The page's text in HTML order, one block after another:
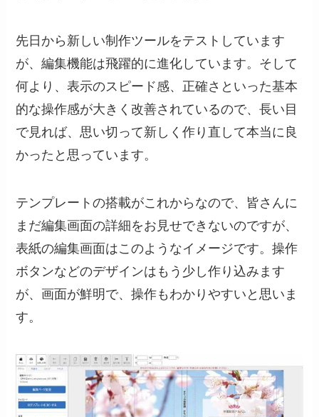
先日から新しい制作ツールをテストしています
が、編集機能は飛躍的に進化しています。そして
何より、表示のスピード感、正確さといった基本
的な操作感が大きく改善されているので、長い目
で見れば、思い切って新しく作り直して本当に良
かったと思っています。
テンプレートの搭載がこれからなので、皆さんに
まだ編集画面の詳細をお見せできないのですが、
表紙の編集画面はこのようなイメージです。操作
ボタンなどのデザインはもう少し作り込みます
が、画面が鮮明で、操作もわかりやすいと思いま
す。